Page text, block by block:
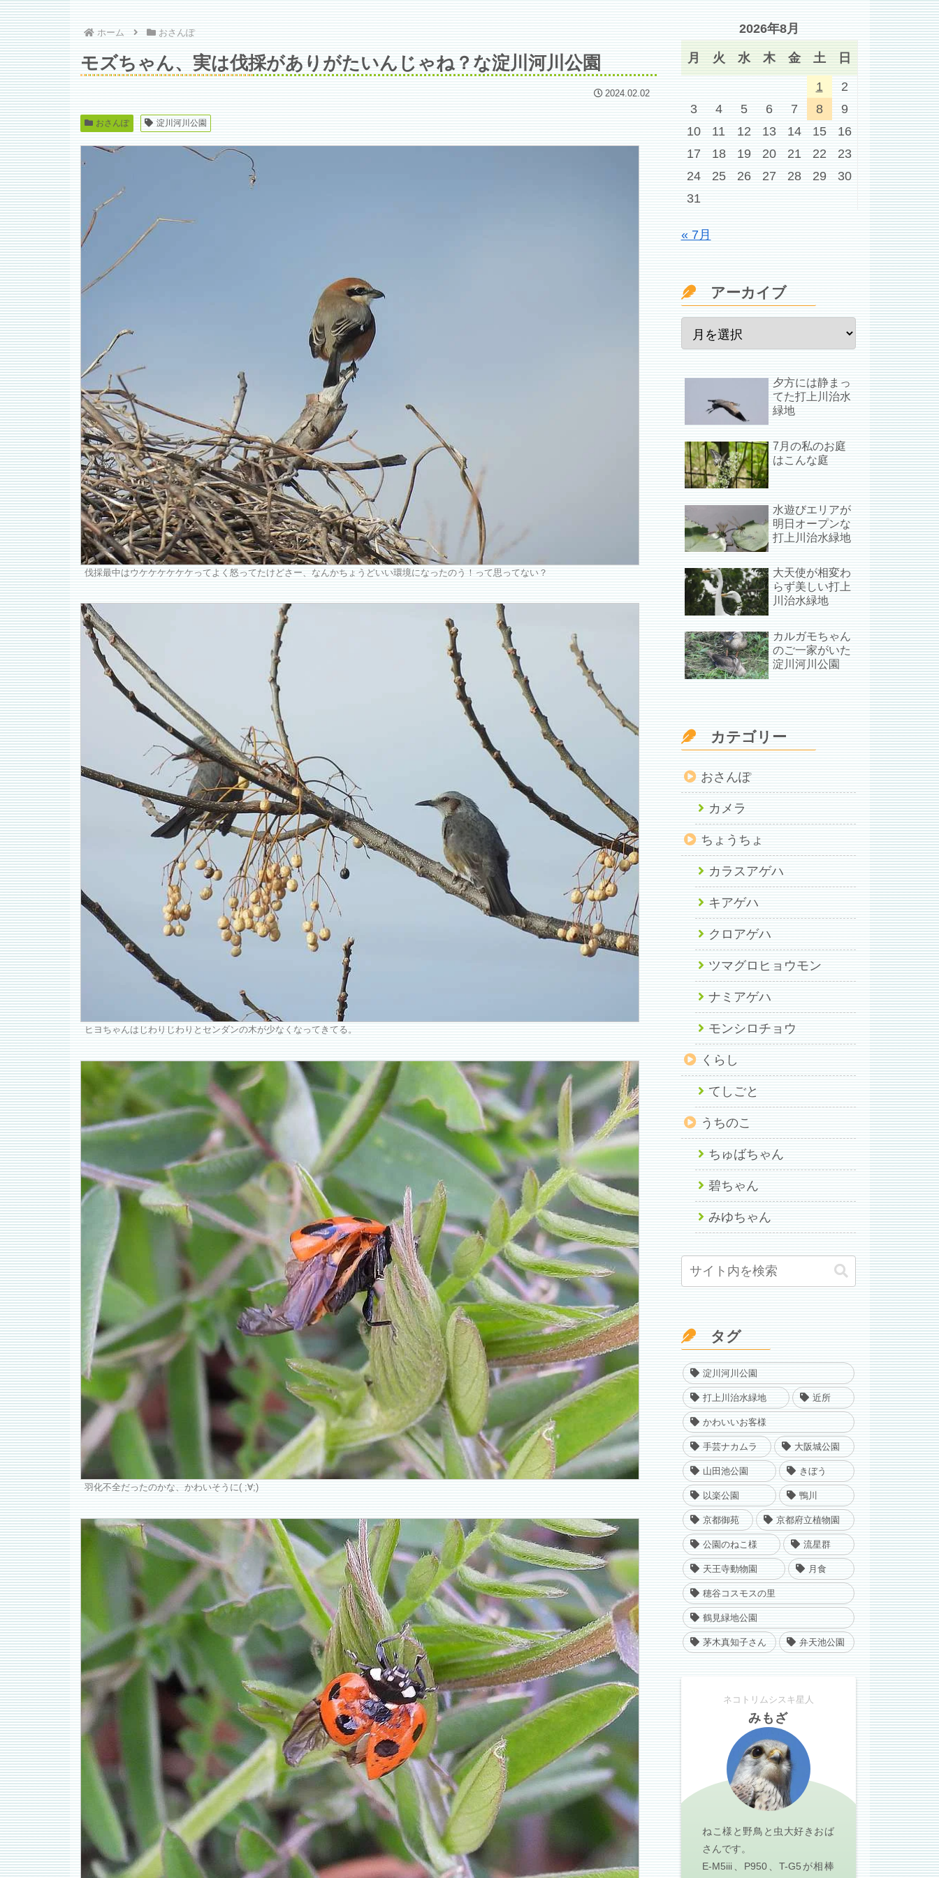
ホーム おさんぽ
モズちゃん、実は伐採がありがたいんじゃね？な淀川河川公園
2024.02.02
おさんぽ 淀川河川公園
伐採最中はウケケケケケケってよく怒ってたけどさー、なんかちょうどいい環境になったのう！って思ってない？
ヒヨちゃんはじわりじわりとセンダンの木が少なくなってきてる。
羽化不全だったのかな、かわいそうに( ;∀;)
2026年8月
月 火 水 木 金 土 日
1
2
3
4 5 6 7 8
9
10
11 12 13 14 15
16
17
18 19 20 21 22
23
24
25 26 27 28 29
30
31
« 7月
アーカイブ
夕方には静まっ
てた打上川治水
緑地
7月の私のお庭
はこんな庭
水遊びエリアが
明日オープンな
打上川治水緑地
大天使が相変わ
らず美しい打上
川治水緑地
カルガモちゃん
のご一家がいた
淀川河川公園
カテゴリー
おさんぽ
カメラ
ちょうちょ
カラスアゲハ
キアゲハ
クロアゲハ
ツマグロヒョウモン
ナミアゲハ
モンシロチョウ
くらし
てしごと
うちのこ
ちゅばちゃん
碧ちゃん
みゆちゃん
タグ
淀川河川公園
打上川治水緑地 近所
かわいいお客様
手芸ナカムラ 大阪城公園
山田池公園 きぼう
以楽公園 鴨川
京都御苑 京都府立植物園
公園のねこ様 流星群
天王寺動物園 月食
穂谷コスモスの里
鶴見緑地公園
茅木真知子さん 弁天池公園
ネコトリムシスキ星人
みもざ
ねこ様と野鳥と虫大好きおば
さんです。
E-M5iii、P950、T-G5が相棒